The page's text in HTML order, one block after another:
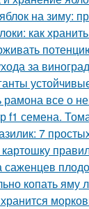
на зиму:
как
за
рамона все о
f1 семена.
7
картошку
саженцев
копать яму